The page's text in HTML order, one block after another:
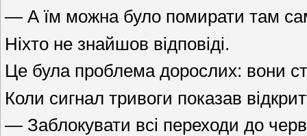
— А їм можна було помирати там
Ніхто не знайшов відповіді.
Це була проблема дорослих: вони
Коли сигнал тривоги показав
— Заблокувати всі переходи до